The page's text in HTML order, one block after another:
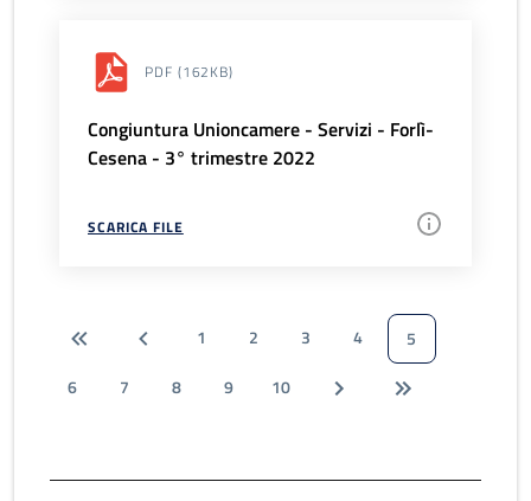
PDF (162KB)
Congiuntura Unioncamere - Servizi - Forlì-
Cesena - 3° trimestre 2022
SCARICA FILE
1 2 3 4
5
6
7 8 9 10